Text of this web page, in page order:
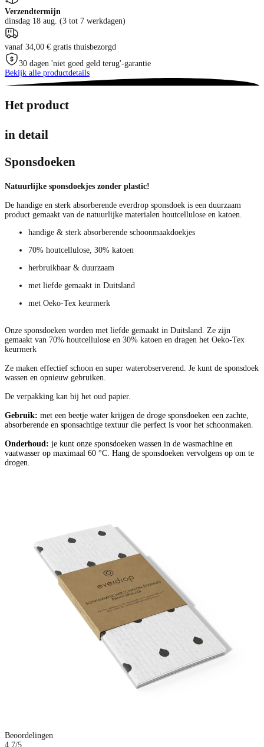
Verzendtermijn
dinsdag 18 aug. (3 tot 7 werkdagen)
vanaf 34,00 € gratis thuisbezorgd
30 dagen 'niet goed geld terug'-garantie
Bekijk alle productdetails
Het product
in detail
Sponsdoeken
Natuurlijke sponsdoekjes zonder plastic!
De handige en sterk absorberende everdrop sponsdoek is een duurzaam
product gemaakt van de natuurlijke materialen houtcellulose en katoen.
handige & sterk absorberende schoonmaakdoekjes
70% houtcellulose, 30% katoen
herbruikbaar & duurzaam
met liefde gemaakt in Duitsland
met Oeko-Tex keurmerk
Onze sponsdoeken worden met liefde gemaakt in Duitsland. Ze zijn
gemaakt van 70% houtcellulose en 30% katoen en dragen het Oeko-Tex
keurmerk
Ze maken effectief schoon en super waterobserverend. Je kunt de sponsdoek
wassen en opnieuw gebruiken.
De verpakking kan bij het oud papier.
Gebruik: met een beetje water krijgen de droge sponsdoeken een zachte,
absorberende en sponsachtige textuur die perfect is voor het schoonmaken.
Onderhoud: je kunt onze sponsdoeken wassen in de wasmachine en
vaatwasser op maximaal 60 °C. Hang de sponsdoeken vervolgens op om te
drogen.
Beoordelingen
4.7/5